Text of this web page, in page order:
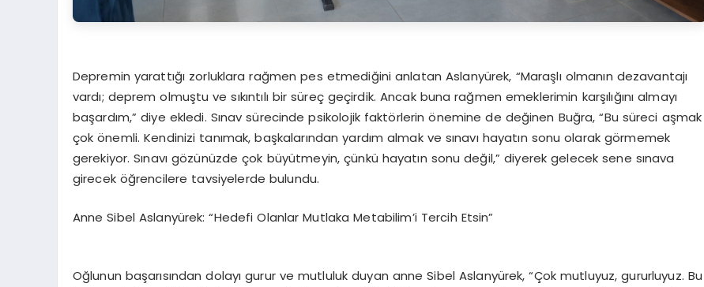
Depremin yarattığı zorluklara rağmen pes etmediğini anlatan Aslanyürek, “Maraşlı olmanın dezavantajı
vardı; deprem olmuştu ve sıkıntılı bir süreç geçirdik. Ancak buna rağmen emeklerimin karşılığını almayı
başardım,” diye ekledi. Sınav sürecinde psikolojik faktörlerin önemine de değinen Buğra, “Bu süreci aşmak
çok önemli. Kendinizi tanımak, başkalarından yardım almak ve sınavı hayatın sonu olarak görmemek
gerekiyor. Sınavı gözünüzde çok büyütmeyin, çünkü hayatın sonu değil,” diyerek gelecek sene sınava
girecek öğrencilere tavsiyelerde bulundu.
Anne Sibel Aslanyürek: “Hedefi Olanlar Mutlaka Metabilim’i Tercih Etsin”
Oğlunun başarısından dolayı gurur ve mutluluk duyan anne Sibel Aslanyürek, “Çok mutluyuz, gururluyuz. Bu